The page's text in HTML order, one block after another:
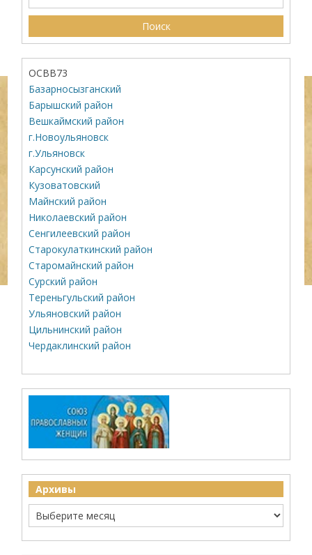
ОСВВ73
Базарносызганский
Барышский район
Вешкаймский район
г.Новоульяновск
г.Ульяновск
Карсунский район
Кузоватовский
Майнский район
Николаевский район
Сенгилеевский район
Старокулаткинский район
Старомайнский район
Сурский район
Тереньгульский район
Ульяновский район
Цильнинский район
Чердаклинский район
Архивы